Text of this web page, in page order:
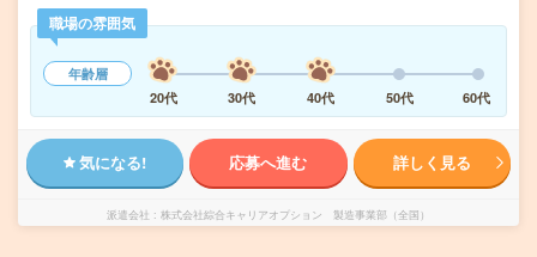
職場の雰囲気
年齢層
20代
30代 40代 50代 60代
気になる! 応募へ進む 詳しく見る
派遣会社 株式会社綜合キャリアオプション 製造事業部（全国）